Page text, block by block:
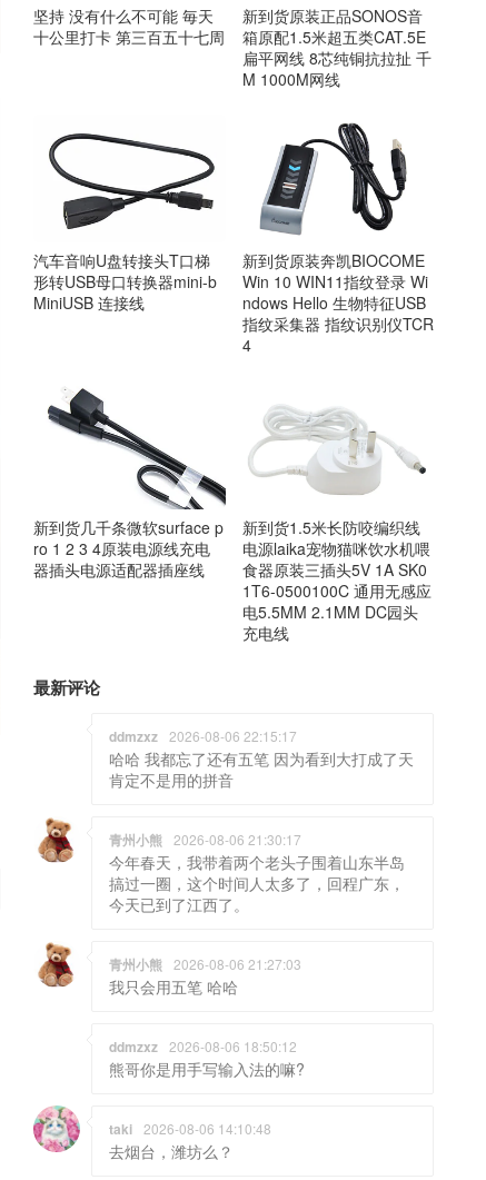
坚持 没有什么不可能 毎天
十公里打卡 第三百五十七周
新到货原装正品SONOS音
箱原配1.5米超五类CAT.5E
扁平网线 8芯纯铜抗拉扯 千
M 1000M网线
汽车音响U盘转接头T口梯
形转USB母口转换器mini-b
MiniUSB 连接线
新到货原装奔凯BIOCOME
Win 10 WIN11指纹登录 Wi
ndows Hello 生物特征USB
指纹采集器 指纹识别仪TCR
4
新到货几千条微软surface p
ro 1 2 3 4原装电源线充电
器插头电源适配器插座线
新到货1.5米长防咬编织线
电源laika宠物猫咪饮水机喂
食器原装三插头5V 1A SK0
1T6-0500100C 通用无感应
电5.5MM 2.1MM DC园头
充电线
最新评论
ddmzxz 2026-08-06 22:15:17
哈哈 我都忘了还有五笔 因为看到大打成了天
肯定不是用的拼音
青州小熊 2026-08-06 21:30:17
今年春天，我带着两个老头子围着山东半岛
搞过一圈，这个时间人太多了，回程广东，
今天已到了江西了。
青州小熊 2026-08-06 21:27:03
我只会用五笔 哈哈
ddmzxz 2026-08-06 18:50:12
熊哥你是用手写输入法的嘛?
taki 2026-08-06 14:10:48
去烟台，潍坊么？